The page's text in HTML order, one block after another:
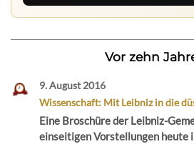
Vor zehn
9. August 2016
Wissenschaft: Mit Leibniz in die
Eine Broschüre der Leibniz-
einseitigen Vorstellungen heute